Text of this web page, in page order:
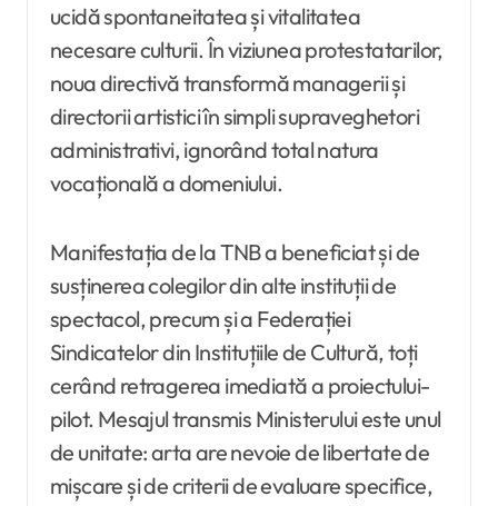
ucidă spontaneitatea și vitalitatea
necesare culturii. În viziunea protestatarilor,
noua directivă transformă managerii și
directorii artistici în simpli supraveghetori
administrativi, ignorând total natura
vocațională a domeniului.
Manifestația de la TNB a beneficiat și de
susținerea colegilor din alte instituții de
spectacol, precum și a Federației
Sindicatelor din Instituțiile de Cultură, toți
cerând retragerea imediată a proiectului-
pilot. Mesajul transmis Ministerului este unul
de unitate: arta are nevoie de libertate de
mișcare și de criterii de evaluare specifice,